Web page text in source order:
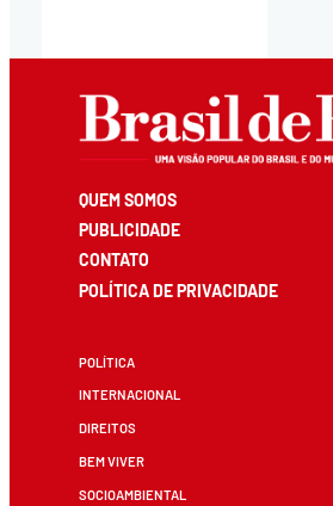
QUEM SOMOS
PUBLICIDADE
CONTATO
POLÍTICA DE PRIVACIDADE
POLÍTICA
INTERNACIONAL
DIREITOS
BEM VIVER
SOCIOAMBIENTAL